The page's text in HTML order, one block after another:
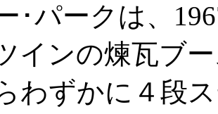
･パークは、
インの煉瓦ブ
わずかに４段